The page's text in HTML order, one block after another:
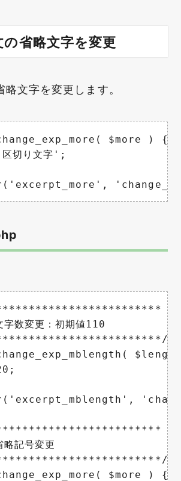
の省略文字を変更
文字を変更します。
$more ) {
切り文字';
字数変更：初期値110
記号変更
$more ) {